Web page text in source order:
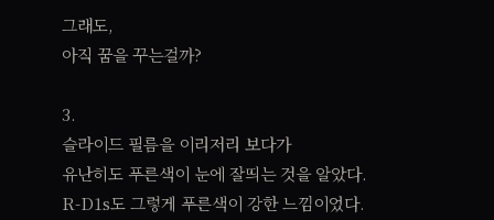
그래도,
아직 꿈을 꾸는걸까?
3.
슬라이드 필름을 이리저리 보다가
유난히도 푸른색이 눈에 잘띄는 것을 알았다.
R-D1s도 그렇게 푸른색이 강한 느낌이었다.